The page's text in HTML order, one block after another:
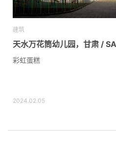
建筑
天水万花筒幼儿园，甘肃 /
彩虹蛋糕
2024.02.05